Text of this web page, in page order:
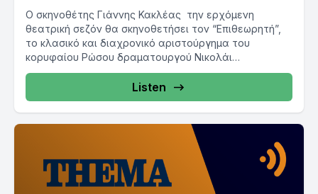
Ο σκηνοθέτης Γιάννης Κακλέας την ερχόμενη
θεατρική σεζόν θα σκηνοθετήσει τον “Επιθεωρητή”,
το κλασικό και διαχρονικό αριστούργημα του
κορυφαίου Ρώσου δραματουργού Νικολάι
Γκόγκολ, με...
Listen